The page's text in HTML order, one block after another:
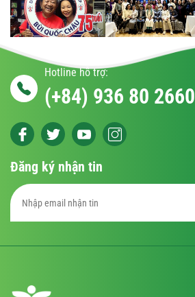
Hotline hỗ trợ:
(+84) 936 80 2660
Đăng ký nhận tin